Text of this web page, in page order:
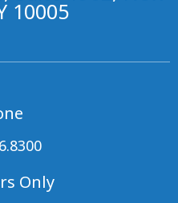
10005
Only